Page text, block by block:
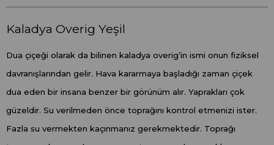
Kaladya Overig Yeşil
Dua çiçeği olarak da bilinen kaladya overig’in ismi onun fiziksel
davranışlarından gelir. Hava kararmaya başladığı zaman çiçek
dua eden bir insana benzer bir görünüm alır. Yaprakları çok
güzeldir. Su verilmeden önce toprağını kontrol etmenizi ister.
Fazla su vermekten kaçınmanız gerekmektedir. Toprağı